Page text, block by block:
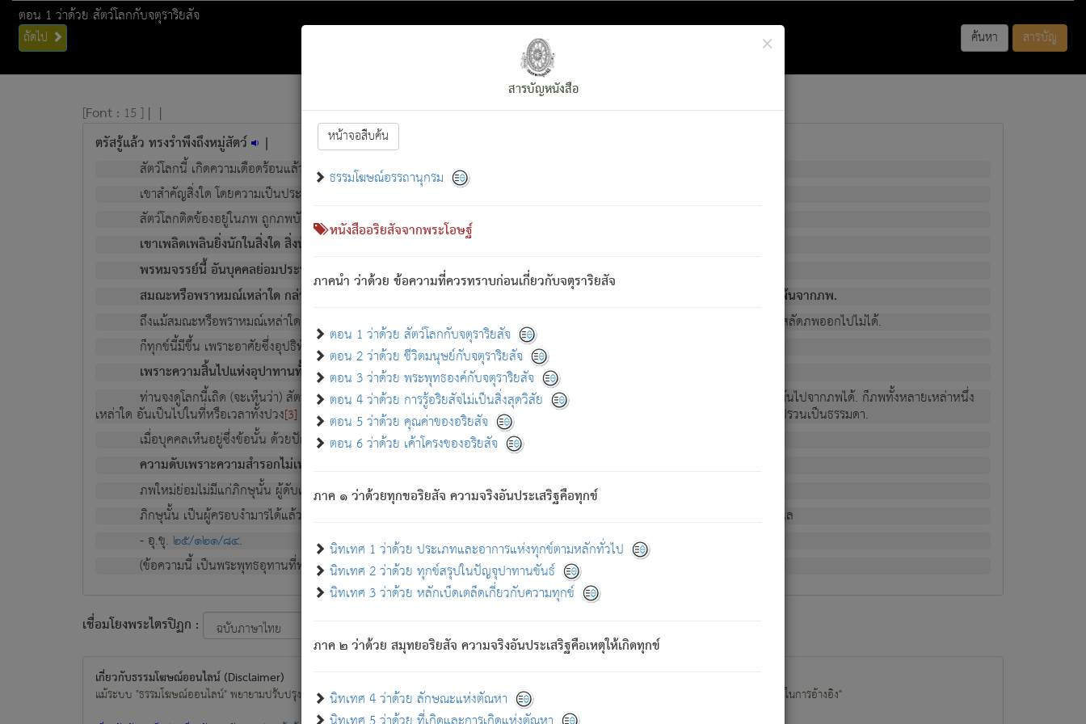
ตอน 1 ว่าด้วย สัตว์โลกกับจตุราริยสัจ
ถัดไป ค้นหา สารบัญ
×
สารบัญหนังสือ
หน้าจอสืบค้น
ธรรมโฆษณ์อรรถานุกรม
หนังสืออริยสัจจากพระโอษฐ์
ภาคนำ ว่าด้วย ข้อความที่ควรทราบก่อนเกี่ยวกับจตุราริยสัจ
ตอน 1 ว่าด้วย สัตว์โลกกับจตุราริยสัจ
ตอน 2 ว่าด้วย ชีวิตมนุษย์กับจตุราริยสัจ
ตอน 3 ว่าด้วย พระพุทธองค์กับจตุราริยสัจ
ตอน 4 ว่าด้วย การรู้อริยสัจไม่เป็นสิ่งสุดวิสัย
ตอน 5 ว่าด้วย คุณค่าของอริยสัจ
ตอน 6 ว่าด้วย เค้าโครงของอริยสัจ
ภาค ๑ ว่าด้วยทุกขอริยสัจ ความจริงอันประเสริฐคือทุกข์
นิทเทศ 1 ว่าด้วย ประเภทและอาการแห่งทุกข์ตามหลักทั่วไป
นิทเทศ 2 ว่าด้วย ทุกข์สรุปในปัญจุปาทานขันธ์
นิทเทศ 3 ว่าด้วย หลักเบ็ดเตล็ดเกี่ยวกับความทุกข์
ภาค ๒ ว่าด้วย สมุทยอริยสัจ ความจริงอันประเสริฐคือเหตุให้เกิดทุกข์
นิทเทศ 4 ว่าด้วย ลักษณะแห่งตัณหา
[Font : 15 ] | |
ตรัสรู้แล้ว ทรงรำพึงถึงหมู่สัตว์ |
สัตว์โลกนี้ เกิดความเดือดร้อนแล้ว มีผัสสะบังหน้า[1]ย่อมกล่าวซึ่งโรค (ความเสียดแทง) นั้นโดยความเป็นตัวเป็นตน
เขาสำคัญสิ่งใด โดยความเป็นประการใด แต่สิ่งนั้นย่อมเป็น (ตามที่เป็นจริง) โดยประการอื่นจากที่เขาสำคัญนั้น
สัตว์โลกติดข้องอยู่ในภพ ถูกภพบังหน้าแล้ว มีภพโดยความเป็นอย่างอื่น (จากที่มันเป็นอยู่จริง) จึงได้เพลิดเพลินยิ่งนักในภพนั้น
เขาเพลิดเพลินยิ่งนักในสิ่งใด สิ่งนั้นเป็นภัย (ที่เขาไม่รู้จัก) : เขากลัวต่อสิ่งใดสิ่งนั้นเป็นทุกข์
พรหมจรรย์นี้ อันบุคคลย่อมประพฤติ ก็เพื่อการละขาดซึ่งภพ.
สมณะหรือพราหมณ์เหล่าใด กล่าวความหลุดพ้นจากภพว่ามีได้เพราะภพ เรากล่าวว่า สมณะหรือพราหมณ์ทั้งปวงนั้น มิใช่ผู้หลดพ้นจากภพ.
ถึงแม้สมณะหรือพราหมณ์เหล่าใด กล่าวความออกไปได้จากภพ ว่ามีได้เพราะวิภพ[2]
: เรากล่าวว่า สมณะหรือพราหมณ์ทั้งปวงนั้น ก็ยังสลัดภพออกไปไม่ได้.
ก็ทุกข์นี้มีขึ้น เพราะอาศัยซึ่งอุปธิทั้งปวง.
เพราะความสิ้นไปแห่งอุปาทานทั้งปวง ความเกิดขึ้นแห่งทุกข์จึงไม่มี.
ท่านจงดูโลกนี้เถิด (จะเห็นว่า) สัตว์ทั้งหลายอันอวิชาหนาแน่นบังหนาแล้ว; และว่า สัตว์ผู้ยินดีในภพอันเป็นแล้วนั้น ย่อมไม่เป็นผู้หลุดพ้นไปจากภพได้. ก็ภพทั้งหลายเหล่าหนึ่ง
เหล่าใด อันเป็นไปในที่หรือเวลาทั้งปวง[3] เพื่อความมีแห่งประโยชน์โดยประการทั้งปวง; ภพทั้งหลายทั้งหมดนั้น ไม่เที่ยง เป็นทุกข์ มีความแปรปรวนเป็นธรรมดา.
เมื่อบุคคลเห็นอยู่ซึ่งข้อนั้น ด้วยปัญญาอันชอบตามที่เป็นจริงอย่างนี้อยู่; เขาย่อมละภวตัณหาได้ และไม่เพลิดเพลินวิภวตัณหาด้วย.
ความดับเพราะความสำรอกไม่เหลือ (แห่งภพทั้งหลาย) เพราะความสิ้นไปแห่งตัณหาโดยประการทั้งปวง นั้นคือนิพพาน.
ภพใหม่ย่อมไม่มีแก่ภิกษุนั้น ผู้ดับเย็นสนิทแล้ว เพราะไม่มีความยึดมั่น
ภิกษุนั้น เป็นผู้ครอบงำมารได้แล้ว ชนะสงครามแล้ว ก้าวล่วงภพทั้งหลายทั้งปวงได้แล้ว เป็นผู้คงที่ (คือไม่เปลี่ยนแปลงอีกต่อไป). ดังนี้แล
- อุ.ขุ.๒๕/๑๒๑/๘๔.
(ข้อความนี้ เป็นพระพุทธอุทานที่ทรงเปล่งออก ที่โคนต้นโพธิ์เป็นที่ตรัสรู้ เมื่อตรัสรู้แล้วได้ 7 วัน)
เชื่อมโยงพระไตรปิฏก :
เกี่ยวกับธรรมโฆษณ์ออนไลน์ (Disclaimer)
แม้ระบบ "ธรรมโฆษณ์ออนไลน์" พยายามปรับปรุงข้อมูลให้ถูกต้องมากที่สุด ผู้ศึกษาก็พึงตรวจสอบกับตัวเล่มหนังสือต้นฉบับ ที่มีการพิมพ์ครั้งล่าสุด ก่อนนำข้อมูลไปใช้ในการอ้างอิง"